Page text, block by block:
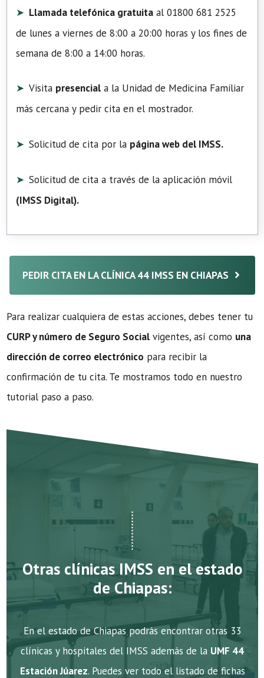
Llamada telefónica gratuita al 01800 681 2525
de lunes a viernes de 8:00 a 20:00 horas y los fines de
semana de 8:00 a 14:00 horas.
Visita presencial a la Unidad de Medicina Familiar
más cercana y pedir cita en el mostrador.
Solicitud de cita por la página web del IMSS.
Solicitud de cita a través de la aplicación móvil
(IMSS Digital).
PEDIR CITA EN LA CLÍNICA 44 IMSS EN CHIAPAS
Para realizar cualquiera de estas acciones, debes tener tu
CURP y número de Seguro Social vigentes, así como una
dirección de correo electrónico para recibir la
confirmación de tu cita. Te mostramos todo en nuestro
tutorial paso a paso.
Otras clínicas IMSS en el estado
de Chiapas:
En el estado de Chiapas podrás encontrar otras 33
clínicas y hospitales del IMSS además de la UMF 44
Estación Júarez. Puedes ver todo el listado de fichas